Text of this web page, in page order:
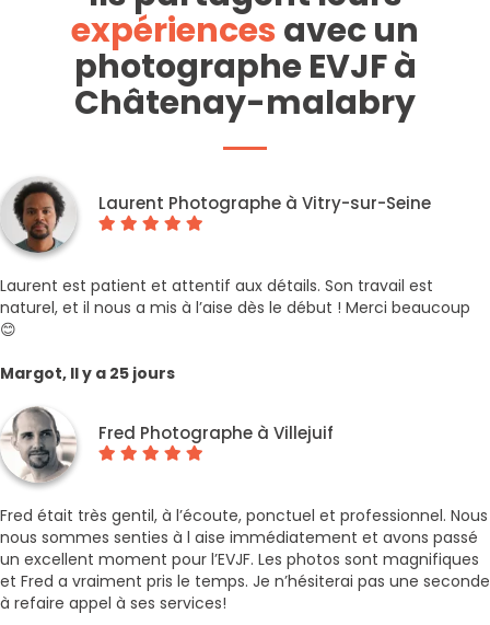
expériencesavec un
photographe EVJF à
Châtenay-malabry
Laurent Photographe à Vitry-sur-Seine
Laurent est patient et attentif aux détails. Son travail est
naturel, et il nous a mis à l’aise dès le début ! Merci beaucoup
😊
Margot, Il y a 25 jours
Fred Photographe à Villejuif
Fred était très gentil, à l’écoute, ponctuel et professionnel. Nous
nous sommes senties à l aise immédiatement et avons passé
un excellent moment pour l’EVJF. Les photos sont magnifiques
et Fred a vraiment pris le temps. Je n’hésiterai pas une seconde
à refaire appel à ses services!